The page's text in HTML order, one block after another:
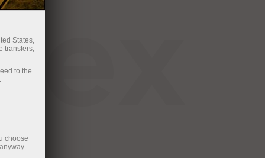
States,
transfers,
to the
choose